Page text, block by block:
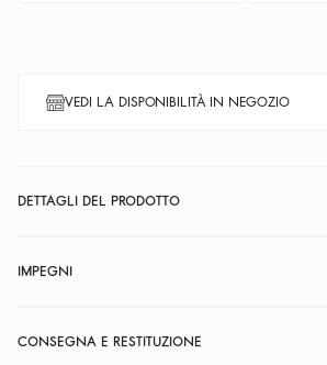
VEDI LA DISPONIBILITÀ IN NEGOZIO
DETTAGLI DEL PRODOTTO
IMPEGNI
CONSEGNA E RESTITUZIONE